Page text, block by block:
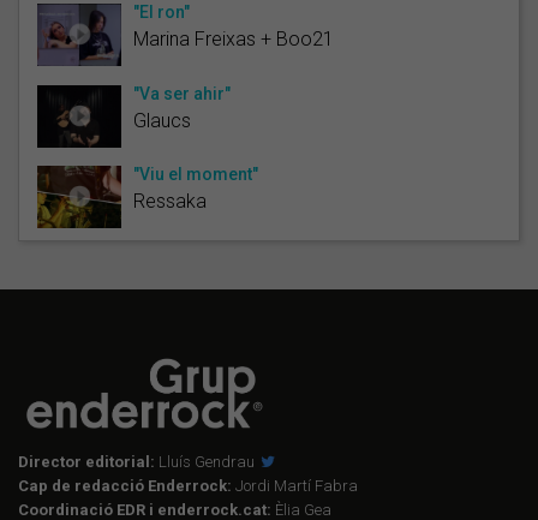
"El ron"
Marina Freixas + Boo21
"Va ser ahir"
Glaucs
"Viu el moment"
Ressaka
Director editorial: Lluís Gendrau
Cap de redacció Enderrock: Jordi Martí Fabra
Coordinació EDR i enderrock.cat: Èlia Gea